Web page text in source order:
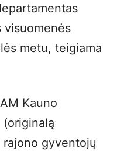
visuomenės
metu, teigiama
Kauno
gyventojų